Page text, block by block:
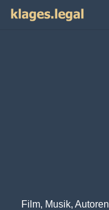
Film, Musik, Autoren